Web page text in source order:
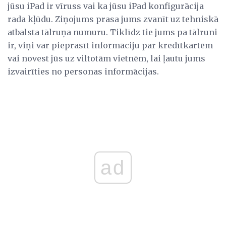
jūsu iPad ir vīruss vai ka jūsu iPad konfigurācija
rada kļūdu. Ziņojums prasa jums zvanīt uz tehniskā
atbalsta tālruņa numuru. Tiklīdz tie jums pa tālruni
ir, viņi var pieprasīt informāciju par kredītkartēm
vai novest jūs uz viltotām vietnēm, lai ļautu jums
izvairīties no personas informācijas.
ad